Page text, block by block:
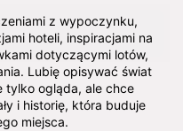
z wypoczynku,
hoteli, inspiracjami na
dotyczącymi lotów,
Lubię opisywać świat
tylko ogląda, ale chce
i historię, która buduje
miejsca.